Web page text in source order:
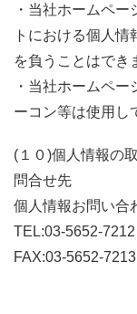
・当社ホームペ
トにおける個人
を負うことはでき
・当社ホームペ
ーコン等は使用し
(１０)個人情報の
問合せ先
個人情報お問い合
TEL:03-5652-7212
FAX:03-5652-7213